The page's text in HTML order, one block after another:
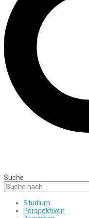
Suche
Studium
Perspektiven